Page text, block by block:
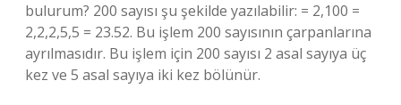
bulurum? 200 sayısı şu şekilde yazılabilir: = 2,100 =
2,2,2,5,5 = 23.52. Bu işlem 200 sayısının çarpanlarına
ayrılmasıdır. Bu işlem için 200 sayısı 2 asal sayıya üç
kez ve 5 asal sayıya iki kez bölünür.